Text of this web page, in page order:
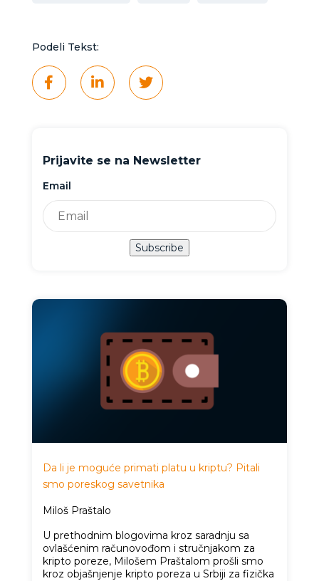
Podeli Tekst:
Prijavite se na Newsletter
Email
Subscribe
Da li je moguće primati platu u kriptu? Pitali
smo poreskog savetnika
Miloš Praštalo
U prethodnim blogovima kroz saradnju sa
ovlašćenim računovođom i stručnjakom za
kripto poreze, Milošem Praštalom prošli smo
kroz objašnjenje kripto poreza u Srbiji za fizička